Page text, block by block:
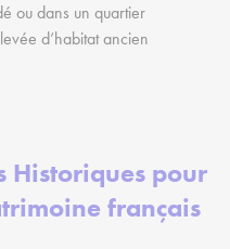
ou dans un quartier
d’habitat ancien
Historiques pour
français